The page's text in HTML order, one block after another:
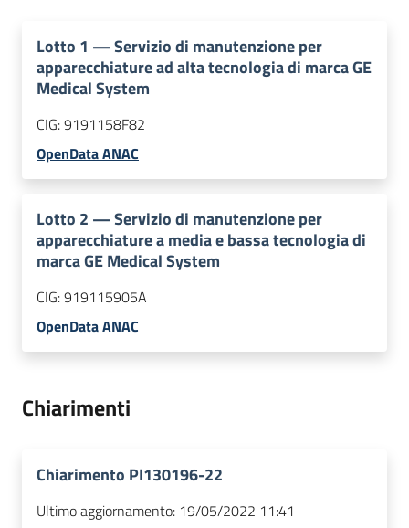
Lotto 1 —Servizio di manutenzione per
apparecchiature ad alta tecnologia di marca GE
Medical System
CIG:9191158F82
OpenData ANAC
Lotto 2 —Servizio di manutenzione per
apparecchiature a media e bassa tecnologia di
marca GE Medical System
CIG:919115905A
OpenData ANAC
Chiarimenti
Chiarimento PI130196-22
Ultimo aggiornamento: 19/05/2022 11:41